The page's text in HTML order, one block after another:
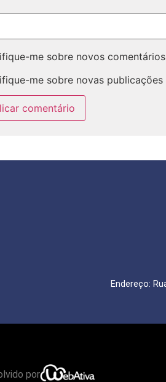
me sobre novos
me sobre novas publicações
Endereço:
por